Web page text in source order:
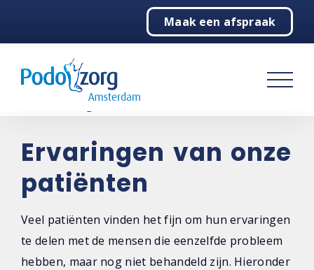
Maak een afspraak
Podologie
Behandelingen
Over ons
Contact
Ervaringen van onze
patiënten
Veel patiënten vinden het fijn om hun ervaringen
te delen met de mensen die eenzelfde probleem
hebben, maar nog niet behandeld zijn. Hieronder